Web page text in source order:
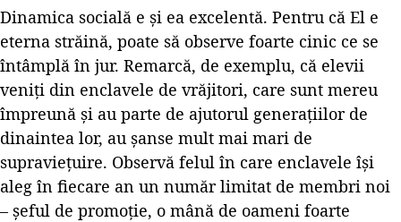
Dinamica socială e și ea excelentă. Pentru că El e
eterna străină, poate să observe foarte cinic ce se
întâmplă în jur. Remarcă, de exemplu, că elevii
veniți din enclavele de vrăjitori, care sunt mereu
împreună și au parte de ajutorul generațiilor de
dinaintea lor, au șanse mult mai mari de
supraviețuire. Observă felul în care enclavele își
aleg în fiecare an un număr limitat de membri noi
– șeful de promoție, o mână de oameni foarte